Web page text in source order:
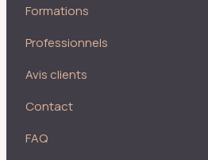
Formations
Professionnels
Avis clients
Contact
FAQ